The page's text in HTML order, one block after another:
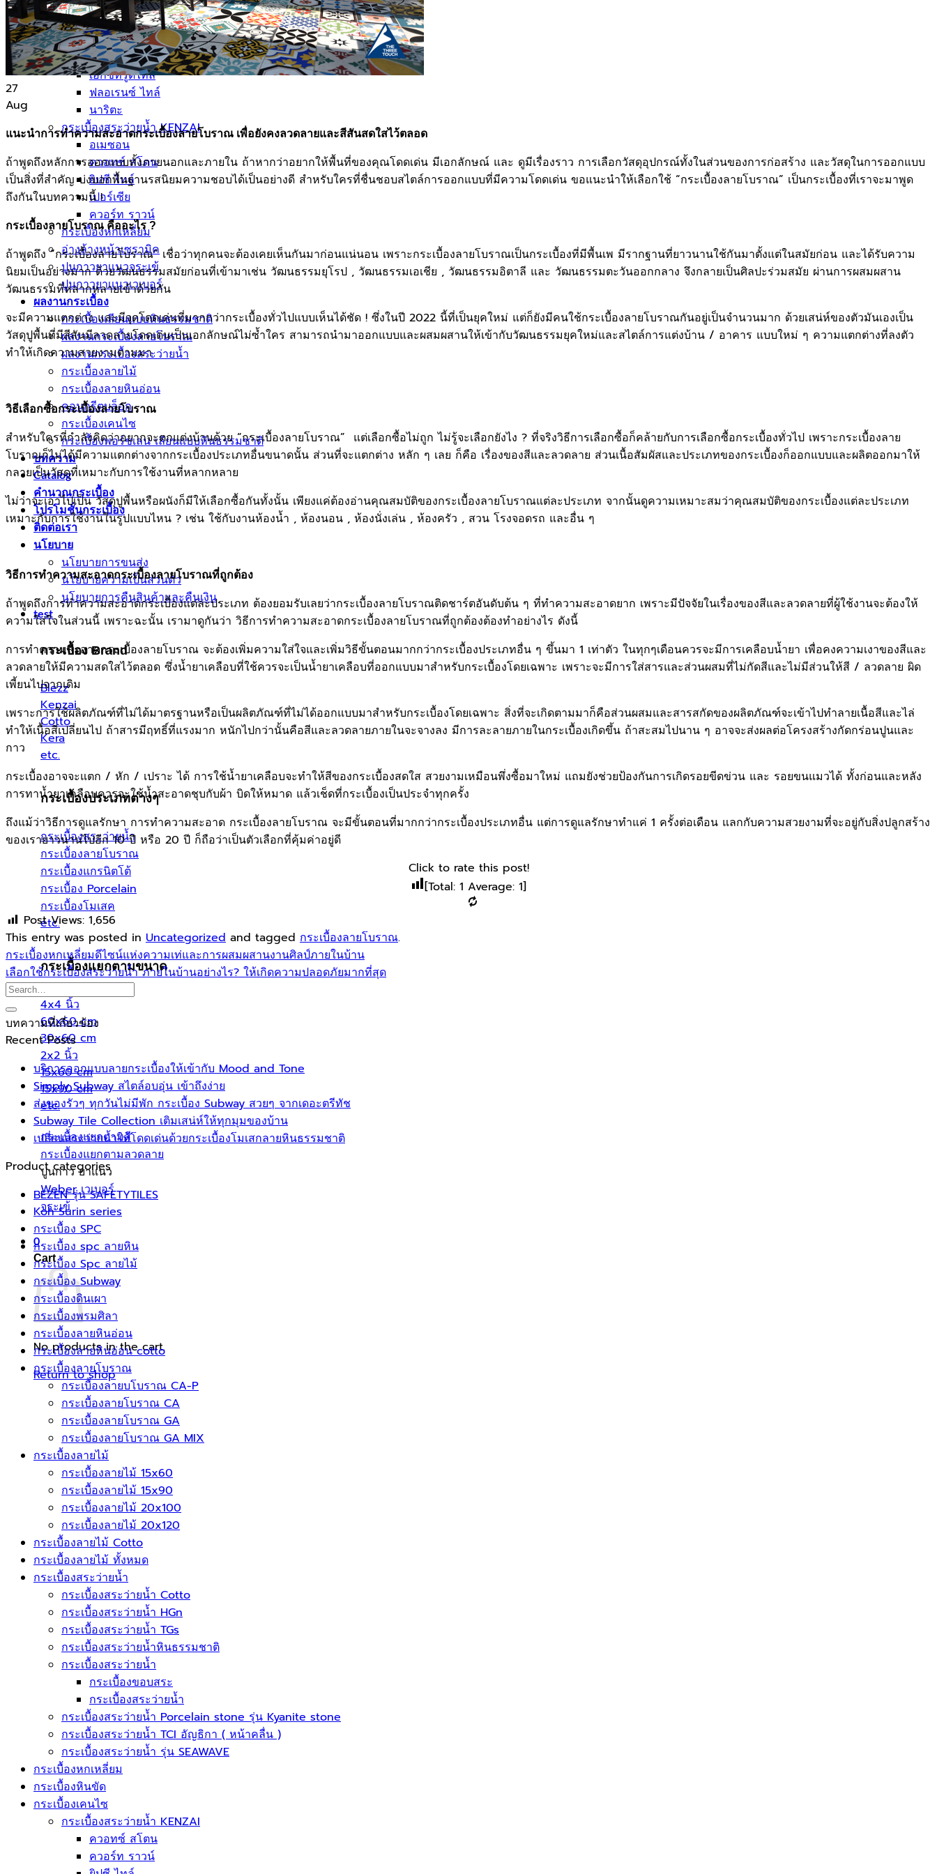
กระเบื้องลายโบราณ
กระเบื้องSubway
กระเบื้องเคนไซ
แกรนิตโต้ ไทล์
เอ็กซ์ทรูดไทล์
ฟลอเรนซ์ ไทล์
นาริตะ
กระเบื้องสระว่ายน้ำ KENZAI
อเมซอน
ควอทซ์ สโตน
ยิปซี ไทล์
เปอร์เซีย
ควอร์ท ราวน์
กระเบื้องหกเหลี่ยม
อ่างล้างหน้าเซรามิค
ปูนกาวยาเเนวจระเข้
ปูนกาวยาเเนวเวเบอร์
ผลงานกระเบื้อง
กระเบื้องเลียนแบบหินธรรมชาติ
ผลงานกระเบื้องลายโบราณ
ผลงานกระเบื้องสระว่ายนํ้า
กระเบื้องลายไม้
กระเบื้องลายหินอ่อน
คอนกรีตบล็อก
กระเบื้องเคนไซ
กระเบื้องพอร์ชเลน เลียนเเบบหินธรรมชาติ
บทความ
Catalog
คำนวณกระเบื้อง
โปรโมชั่นกระเบื้อง
ติดต่อเรา
นโยบาย
นโยบายการขนส่ง
นโยบายความเป็นส่วนตัว
นโยบายการคืนสินค้าและคืนเงิน
test
กระเบื้อง Brand
Blezz
Kenzai
Cotto
Kera
etc.
กระเบื้องประเภทต่างๆ
กระเบื้องสระว่ายน้ำ
กระเบื้องลายโบราณ
กระเบื้องแกรนิตโต้
กระเบื้อง Porcelain
กระเบื้องโมเสค
etc.
กระเบื้องแยกตามขนาด
4x4 นิ้ว
60x60 cm
30x60 cm
2x2 นิ้ว
15x60 cm
15x90 cm
etc.
กระเบื้องแยกตามสี
กระเบื้องแยกตามลวดลาย
ปูนกาว ยาแนว
Weber เวเบอร์
จระเข้
0
Cart
No products in the cart.
Return to shop
27
Aug
แนะนำการทำความสะอาดกระเบื้องลายโบราณ เพื่อยังคงลวดลายและสีสันสดใสไว้ตลอด
ถ้าพูดถึงหลักการออกแบบทั้งภายนอกและภายใน ถ้าหากว่าอยากให้พื้นที่ของคุณโดดเด่น มีเอกลักษณ์ และ ดูมีเรื่องราว การเลือกวัสดุอุปกรณ์ทั้งในส่วนของการก่อสร้าง และวัสดุในการออกแบบ
เป็นสิ่งที่สำคัญ บ่งบอกพื้นฐานรสนิยมความชอบได้เป็นอย่างดี สำหรับใครที่ชื่นชอบสไตล์การออกแบบที่มีความโดดเด่น ขอแนะนำให้เลือกใช้ “กระเบื้องลายโบราณ” เป็นกระเบื้องที่เราจะมาพูด
ถึงกันในบทความนี้ !
กระเบื้องลายโบราณ คืออะไร ?
ถ้าพูดถึง “กระเบื้องลายโบราณ” เชื่อว่าทุกคนจะต้องเคยเห็นกันมาก่อนแน่นอน เพราะกระเบื้องลายโบราณเป็นกระเบื้องที่มีพื้นเพ มีรากฐานที่ยาวนานใช้กันมาตั้งแต่ในสมัยก่อน และได้รับความ
นิยมเป็นอย่างมาก ด้วยวัฒนธรรมสมัยก่อนที่เข้ามาเช่น วัฒนธรรมยุโรป , วัฒนธรรมเอเชีย , วัฒนธรรมอิตาลี และ วัฒนธรรมตะวันออกกลาง จึงกลายเป็นศิลปะร่วมสมัย ผ่านการผสมผสาน
วัฒนธรรมที่หลากหลายเข้าด้วยกัน
จะมีความแตกต่าง และมีจุดโดดเด่นที่มากกว่ากระเบื้องทั่วไปแบบเห็นได้ชัด ! ซึ่งในปี 2022 นี้ที่เป็นยุคใหม่ แต่ก็ยังมีคนใช้กระเบื้องลายโบราณกันอยู่เป็นจำนวนมาก ด้วยเสน่ห์ของตัวมันเองเป็น
วัสดุปูพื้นที่มีสีสันมีลวดลายโดดเด่นเป็นเอกลักษณ์ไม่ซ้ำใคร สามารถนำมาออกแบบและผสมผสานให้เข้ากับวัฒนธรรมยุคใหม่และสไตล์การแต่งบ้าน / อาคาร แบบใหม่ ๆ ความแตกต่างที่ลงตัว
ทำให้เกิดความสวยงามตามมา
วิธีเลือกซื้อกระเบื้องลายโบราณ
สำหรับใครที่กำลังคิดว่าอยากจะตกแต่งบ้านด้วย “กระเบื้องลายโบราณ” แต่เลือกซื้อไม่ถูก ไม่รู้จะเลือกยังไง ? ที่จริงวิธีการเลือกซื้อก็คล้ายกับการเลือกซื้อกระเบื้องทั่วไป เพราะกระเบื้องลาย
โบราณก็ไม่ได้มีความแตกต่างจากกระเบื้องประเภทอื่นขนาดนั้น ส่วนที่จะแตกต่าง หลัก ๆ เลย ก็คือ เรื่องของสีและลวดลาย ส่วนเนื้อสัมผัสและประเภทของกระเบื้องก็ออกแบบและผลิตออกมาให้
กลายเป็นวัสดุที่เหมาะกับการใช้งานที่หลากหลาย
ไม่ว่าจะเอาไปเป็น วัสดุปูพื้นหรือผนังก็มีให้เลือกซื้อกันทั้งนั้น เพียงแค่ต้องอ่านคุณสมบัติของกระเบื้องลายโบราณแต่ละประเภท จากนั้นดูความเหมาะสมว่าคุณสมบัติของกระเบื้องแต่ละประเภท
เหมาะกับการใช้งานในรูปแบบไหน ? เช่น ใช้กับงานห้องน้ำ , ห้องนอน , ห้องนั่งเล่น , ห้องครัว , สวน โรงจอดรถ และอื่น ๆ
วิธีการทำความสะอาดกระเบื้องลายโบราณที่ถูกต้อง
ถ้าพูดถึงการทำความสะอาดกระเบื้องแต่ละประเภท ต้องยอมรับเลยว่ากระเบื้องลายโบราณติดชาร์ตอันดับต้น ๆ ที่ทำความสะอาดยาก เพราะมีปัจจัยในเรื่องของสีและลวดลายที่ผู้ใช้งานจะต้องให้
ความใส่ใจในส่วนนี้ เพราะฉะนั้น เรามาดูกันว่า วิธีการทำความสะอาดกระเบื้องลายโบราณที่ถูกต้องต้องทำอย่างไร ดังนี้
การทำความสะอาดกระเบื้องลายโบราณ จะต้องเพิ่มความใส่ใจและเพิ่มวิธีขั้นตอนมากกว่ากระเบื้องประเภทอื่น ๆ ขึ้นมา 1 เท่าตัว ในทุกๆเดือนควรจะมีการเคลือบน้ำยา เพื่อคงความเงาของสีและ
ลวดลายให้มีความสดใสไว้ตลอด ซึ่งน้ำยาเคลือบที่ใช้ควรจะเป็นน้ำยาเคลือบที่ออกแบบมาสำหรับกระเบื้องโดยเฉพาะ เพราะจะมีการใส่สารและส่วนผสมที่ไม่กัดสีและไม่มีส่วนให้สี / ลวดลาย ผิด
เพี้ยนไปจากเดิม
เพราะการใช้ผลิตภัณฑ์ที่ไม่ได้มาตรฐานหรือเป็นผลิตภัณฑ์ที่ไม่ได้ออกแบบมาสำหรับกระเบื้องโดยเฉพาะ สิ่งที่จะเกิดตามมาก็คือส่วนผสมและสารสกัดของผลิตภัณฑ์จะเข้าไปทำลายเนื้อสีและไล่
ทำให้เนื้อสีเปลี่ยนไป ถ้าสารมีฤทธิ์ที่แรงมาก หนักไปกว่านั้นคือสีและลวดลายภายในจะจางลง มีการละลายภายในกระเบื้องเกิดขึ้น ถ้าสะสมไปนาน ๆ อาจจะส่งผลต่อโครงสร้างกัดกร่อนปูนและ
กาว
กระเบื้องอาจจะแตก / หัก / เปราะ ได้ การใช้น้ำยาเคลือบจะทำให้สีของกระเบื้องสดใส สวยงามเหมือนพึ่งซื้อมาใหม่ แถมยังช่วยป้องกันการเกิดรอยขีดข่วน และ รอยขนแมวได้ ทั้งก่อนและหลัง
การทาน้ำยาเคลือบควรจะใช้น้ำสะอาดชุบกับผ้า บิดให้หมาด แล้วเช็ดที่กระเบื้องเป็นประจำทุกครั้ง
ถึงแม้ว่าวิธีการดูแลรักษา การทำความสะอาด กระเบื้องลายโบราณ จะมีขั้นตอนที่มากกว่ากระเบื้องประเภทอื่น แต่การดูแลรักษาทำแค่ 1 ครั้งต่อเดือน แลกกับความสวยงามที่จะอยู่กับสิ่งปลูกสร้าง
ของเรายาวนานไปอีก 10 ปี หรือ 20 ปี ก็ถือว่าเป็นตัวเลือกที่คุ้มค่าอยู่ดี
Click to rate this post!
[Total: 1 Average: 1]
Post Views: 1,656
This entry was posted in Uncategorized and tagged กระเบื้องลายโบราณ.
กระเบื้องหกเหลี่ยมดีไซน์แห่งความเท่และการผสมผสานงานศิลป์ภายในบ้าน
เลือกใช้กระเบื้องสระว่ายน้ำ ภายในบ้านอย่างไร? ให้เกิดความปลอดภัยมากที่สุด
บทความที่เกี่ยวข้อง
Recent Posts
บริการออกแบบลายกระเบื้องให้เข้ากับ Mood and Tone
Simply Subway สไตล์อบอุ่น เข้าถึงง่าย
ส่งของรัวๆ ทุกวันไม่มีพัก กระเบื้อง Subway สวยๆ จากเดอะตรีทัช
Subway Tile Collection เติมเสน่ห์ให้ทุกมุมของบ้าน
เปลี่ยนสระว่ายน้ำให้โดดเด่นด้วยกระเบื้องโมเสกลายหินธรรมชาติ
Product categories
BEZEN รุ่น SAFETYTILES
Koh Surin series
กระเบื้อง SPC
กระเบื้อง spc ลายหิน
กระเบื้อง Spc ลายไม้
กระเบื้อง Subway
กระเบื้องดินเผา
กระเบื้องพรมศิลา
กระเบื้องลายหินอ่อน
กระเบื้องลายหินอ่อน cotto
กระเบื้องลายโบราณ
กระเบื้องลายบโบราณ CA-P
กระเบื้องลายโบราณ CA
กระเบื้องลายโบราณ GA
กระเบื้องลายโบราณ GA MIX
กระเบื้องลายไม้
กระเบื้องลายไม้ 15x60
กระเบื้องลายไม้ 15x90
กระเบื้องลายไม้ 20x100
กระเบื้องลายไม้ 20x120
กระเบื้องลายไม้ Cotto
กระเบื้องลายไม้ ทั้งหมด
กระเบื้องสระว่ายน้ำ
กระเบื้องสระว่ายน้ำ Cotto
กระเบื้องสระว่ายน้ำ HGn
กระเบื้องสระว่ายน้ำ TGs
กระเบื้องสระว่ายน้ำหินธรรมชาติ
กระเบื้องสระว่ายนํ้า
กระเบื้องขอบสระ
กระเบื้องสระว่ายนํ้า
กระเบื้องสระว่ายนํ้า Porcelain stone รุ่น Kyanite stone
กระเบื้องสระว่ายนํ้า TCI อัญธิกา ( หน้าคลื่น )
กระเบื้องสระว่ายนํ้า รุ่น SEAWAVE
กระเบื้องหกเหลี่ยม
กระเบื้องหินขัด
กระเบื้องเคนไซ
กระเบื้องสระว่ายน้ำ KENZAI
ควอทซ์ สโตน
ควอร์ท ราวน์